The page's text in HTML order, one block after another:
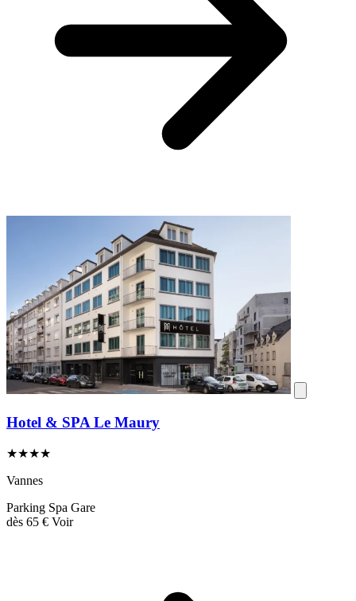
Hotel & SPA Le Maury
★★★★
Vannes
Parking Spa Gare
dès 65 € Voir